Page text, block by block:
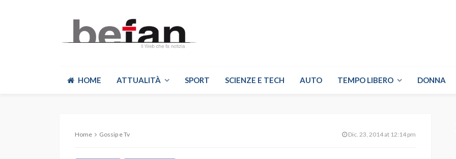
HOME ATTUALITÀ SPORT SCIENZE E TECH AUTO TEMPO LIBERO DONNA
Home Gossip e Tv Dic. 23, 2014 at 12:14 pm